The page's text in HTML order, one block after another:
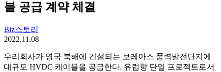
블 공급 계약 체결
Biz스토리
2022.11.08
우리회사가 영국 북해에 건설되는 보레아스 풍력발전단지에
대규모 HVDC 케이블을 공급한다. 유럽향 단일 프로젝트로서